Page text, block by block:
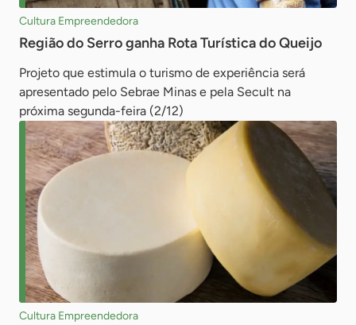
Cultura Empreendedora
Região do Serro ganha Rota Turística do Queijo
Projeto que estimula o turismo de experiência será
apresentado pelo Sebrae Minas e pela Secult na
próxima segunda-feira (2/12)
Cultura Empreendedora